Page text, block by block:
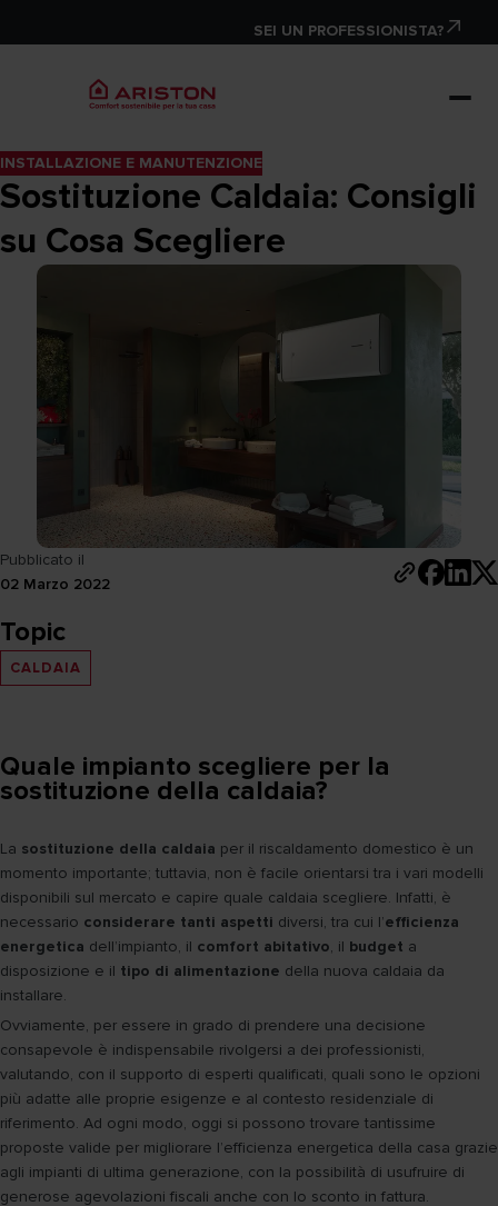
SEI UN PROFESSIONISTA?
INSTALLAZIONE E MANUTENZIONE
Sostituzione Caldaia: Consigli
su Cosa Scegliere
Pubblicato il
02 Marzo 2022
Topic
CALDAIA
Quale impianto scegliere per la
sostituzione della caldaia?
La sostituzione della caldaia per il riscaldamento domestico è un
momento importante; tuttavia, non è facile orientarsi tra i vari modelli
disponibili sul mercato e capire quale caldaia scegliere. Infatti, è
necessario considerare tanti aspetti diversi, tra cui l’efficienza
energetica dell’impianto, il comfort abitativo, il budget a
disposizione e il tipo di alimentazione della nuova caldaia da
installare.
Ovviamente, per essere in grado di prendere una decisione
consapevole è indispensabile rivolgersi a dei professionisti,
valutando, con il supporto di esperti qualificati, quali sono le opzioni
più adatte alle proprie esigenze e al contesto residenziale di
riferimento. Ad ogni modo, oggi si possono trovare tantissime
proposte valide per migliorare l’efficienza energetica della casa grazie
agli impianti di ultima generazione, con la possibilità di usufruire di
generose agevolazioni fiscali anche con lo sconto in fattura.